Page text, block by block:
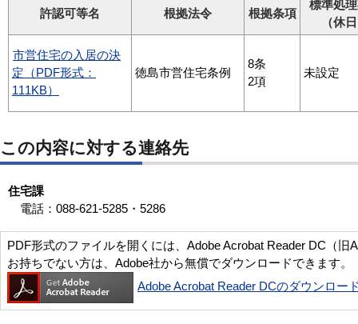
許認可等名 根拠法令 根拠条項
標準処
（休
市営住宅の入居の決
定（PDF形式：
111KB）
徳島市営住宅条例
8条
2項
未設定
この内容に対する連絡先
住宅課
電話：088-621-5285・5286
PDF形式のファイルを開くには、Adobe Acrobat Reader DC（旧
お持ちでない方は、Adobe社から無償でダウンロードできます。
Adobe Acrobat Reader DCのダウンロー